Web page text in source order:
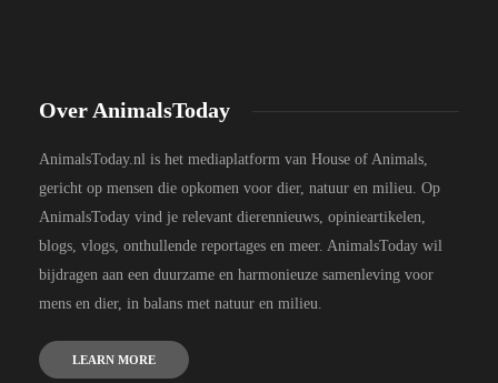
Over AnimalsToday
AnimalsToday.nl is het mediaplatform van House of Animals,
gericht op mensen die opkomen voor dier, natuur en milieu. Op
AnimalsToday vind je relevant dierennieuws, opinieartikelen,
blogs, vlogs, onthullende reportages en meer. AnimalsToday wil
bijdragen aan een duurzame en harmonieuze samenleving voor
mens en dier, in balans met natuur en milieu.
LEARN MORE